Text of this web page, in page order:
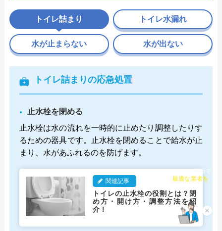
トイレ詰まり
トイレ詰まりの応急処置
止水栓を閉める
止水栓は水の流れを一時的に止めたり調整したりす
るための器具です。止水栓を閉めることで給水が止
まり、水があふれるのを防げます。
関連記事
トイレの止水栓の役割とは？閉
め方・開け方・調整方法を紹
介！
トイレ水漏れ
水が止まらない 水が出ない
×
チャット診断で
最適な業者を
ご提案